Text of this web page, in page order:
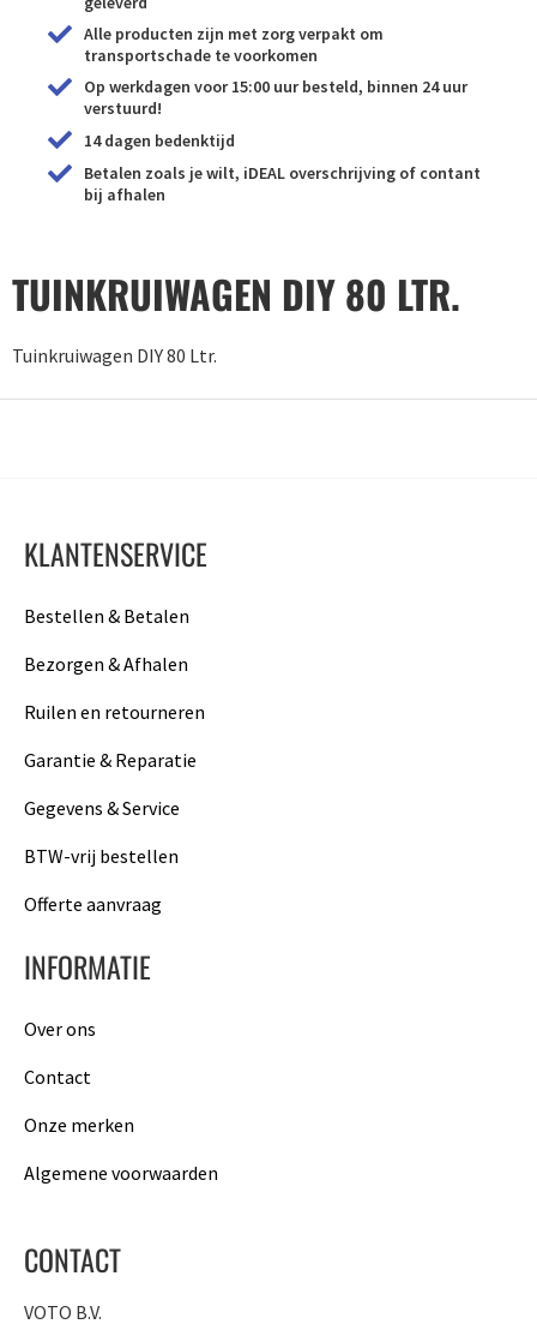
Alle producten zijn met zorg verpakt om
transportschade te voorkomen
Op werkdagen voor 15:00 uur besteld, binnen 24 uur
verstuurd!
14 dagen bedenktijd
Betalen zoals je wilt, iDEAL overschrijving of contant
bij afhalen
TUINKRUIWAGEN DIY 80 LTR.
Tuinkruiwagen DIY 80 Ltr.
KLANTENSERVICE
Bestellen & Betalen
Bezorgen & Afhalen
Ruilen en retourneren
Garantie & Reparatie
Gegevens & Service
BTW-vrij bestellen
Offerte aanvraag
INFORMATIE
Over ons
Contact
Onze merken
Algemene voorwaarden
CONTACT
VOTO B.V.